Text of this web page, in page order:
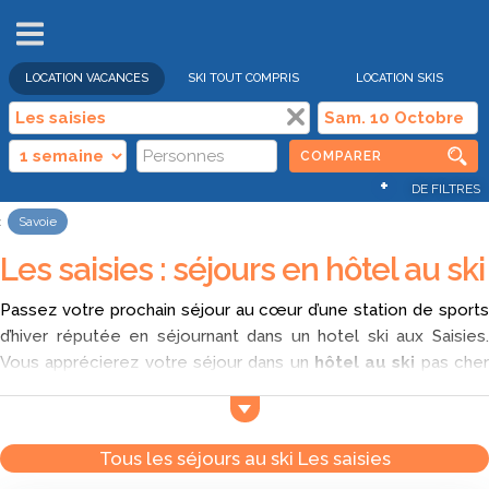
LOCATION VACANCES SKI TOUT COMPRIS LOCATION SKIS
COMPARER
+ DE FILTRES
Savoie
Les saisies : séjours en hôtel au ski
Passez votre prochain séjour au cœur d’une station de sports
d’hiver réputée en séjournant dans un hotel ski aux Saisies.
Vous apprécierez votre séjour dans un hôtel au ski pas cher
Mont Blanc. En logeant dans un hôtel aux Saisies, profitez d’un
hébergement lové au cœur d’un village authentique. Depuis
votre location d’hôtel au ski aux Saisies vous découvrirez des
Tous les séjours au ski Les saisies